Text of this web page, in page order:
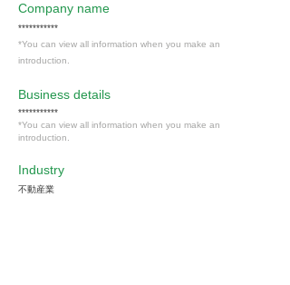
Company name
***********
*You can view all information when you make an
introduction.
​Business details
***********
*You can view all information when you make an
introduction.
Industry
不動産業